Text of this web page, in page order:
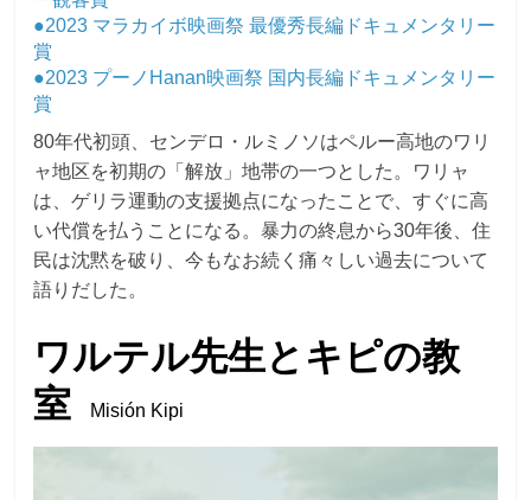
●2023 マラカイボ映画祭 最優秀長編ドキュメンタリー
賞
●2023 プーノHanan映画祭 国内長編ドキュメンタリー
賞
80年代初頭、センデロ・ルミノソはペルー高地のワリ
ャ地区を初期の「解放」地帯の一つとした。ワリャ
は、ゲリラ運動の支援拠点になったことで、すぐに高
い代償を払うことになる。暴力の終息から30年後、住
民は沈黙を破り、今もなお続く痛々しい過去について
語りだした。
ワルテル先生とキピの教
室 Misión Kipi